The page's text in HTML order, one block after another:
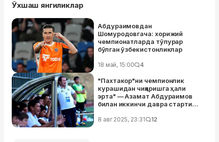
Ўхшаш янгиликлар
Абдураимовдан
Шомуродовгача: хорижий
чемпионатларда тўпурар
бўлган ўзбекистонликлар
18 май, 15:00 4
"Пахтакор"ни чемпионлик
курашидан чиқаришга ҳали
эрта" — Азамат Абдураимов
билан иккинчи давра старти
8 авг 2025, 23:31 12